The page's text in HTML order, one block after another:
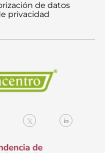
de datos
privacidad